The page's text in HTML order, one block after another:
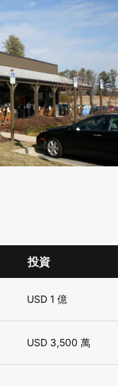
投資
USD 1 億
USD 3,500 萬